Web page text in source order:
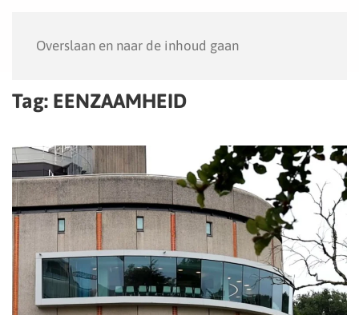
Overslaan en naar de inhoud gaan
Tag: EENZAAMHEID